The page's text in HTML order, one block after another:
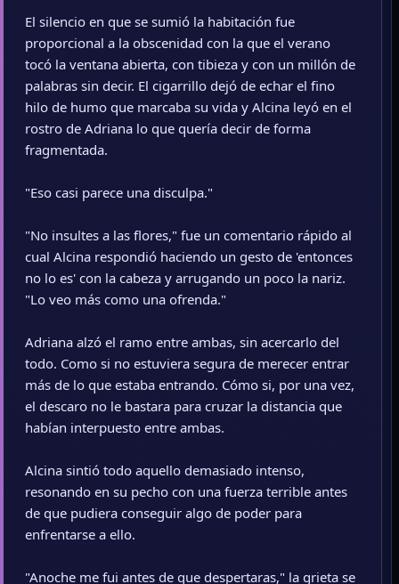
El silencio en que se sumió la habitación fue
proporcional a la obscenidad con la que el verano
tocó la ventana abierta, con tibieza y con un millón de
palabras sin decir. El cigarrillo dejó de echar el fino
hilo de humo que marcaba su vida y Alcina leyó en el
rostro de Adriana lo que quería decir de forma
fragmentada.
"Eso casi parece una disculpa."
"No insultes a las flores," fue un comentario rápido al
cual Alcina respondió haciendo un gesto de 'entonces
no lo es' con la cabeza y arrugando un poco la nariz.
"Lo veo más como una ofrenda."
Adriana alzó el ramo entre ambas, sin acercarlo del
todo. Como si no estuviera segura de merecer entrar
más de lo que estaba entrando. Cómo si, por una vez,
el descaro no le bastara para cruzar la distancia que
habían interpuesto entre ambas.
Alcina sintió todo aquello demasiado intenso,
resonando en su pecho con una fuerza terrible antes
de que pudiera conseguir algo de poder para
enfrentarse a ello.
"Anoche me fui antes de que despertaras," la grieta se